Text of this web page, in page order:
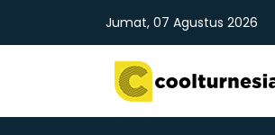
Jumat, 07 Agustus 2026